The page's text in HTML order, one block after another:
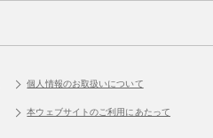
個人情報のお取扱いについて
本ウェブサイトのご利用にあたって